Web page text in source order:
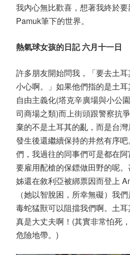
我內心無比歡喜，想著我終於
Pamuk筆下的世界。
熱氣球女孩的日記 六月十一日
許多朋友開始問我，「要去土
小心啊。」如果他們指的是土
自由主義化(塔克辛廣場與小公
司商場之類)而上街頭跟警察抗
棄的不是土耳其的亂，而是台
發生後還繼續保持的井然有序
們，我過往的同事們可是都在
要雇用配槍的保鏢做田野的呢
姊還在敘利亞被綁票因而登上
（她以智脫困，所幸無礙）我
毒蛇猛獸可以阻擋我們啊。土耳
真是大丈夫啊！(其實非常怕死
危險地帶。)